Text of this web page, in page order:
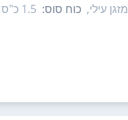
מזגן עילי, כוח סוס: 1.5‏ כ"ס